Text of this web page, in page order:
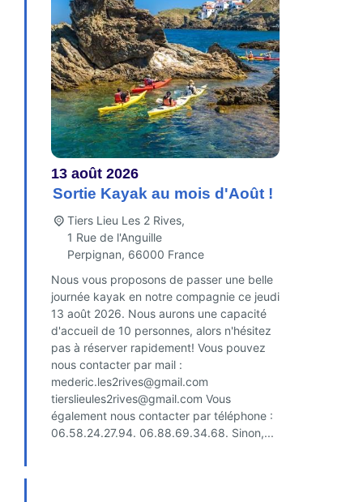
13 août 2026
Sortie Kayak au mois d'Août !
Tiers Lieu Les 2 Rives,
1 Rue de l'Anguille
Perpignan, 66000 France
Nous vous proposons de passer une belle
journée kayak en notre compagnie ce jeudi
13 août 2026. Nous aurons une capacité
d'accueil de 10 personnes, alors n'hésitez
pas à réserver rapidement! Vous pouvez
nous contacter par mail :
mederic.les2rives@gmail.com
tierslieules2rives@gmail.com Vous
également nous contacter par téléphone :
06.58.24.27.94. 06.88.69.34.68. Sinon,...